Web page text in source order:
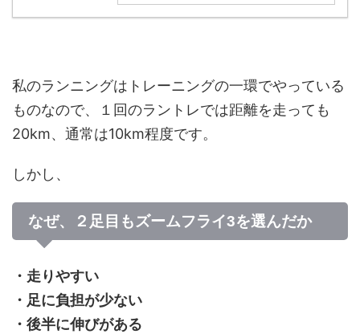
私のランニングはトレーニングの一環でやっている
ものなので、１回のラントレでは距離を走っても
20km、通常は10km程度です。
しかし、
なぜ、２足目もズームフライ3を選んだか
・走りやすい
・足に負担が少ない
・後半に伸びがある